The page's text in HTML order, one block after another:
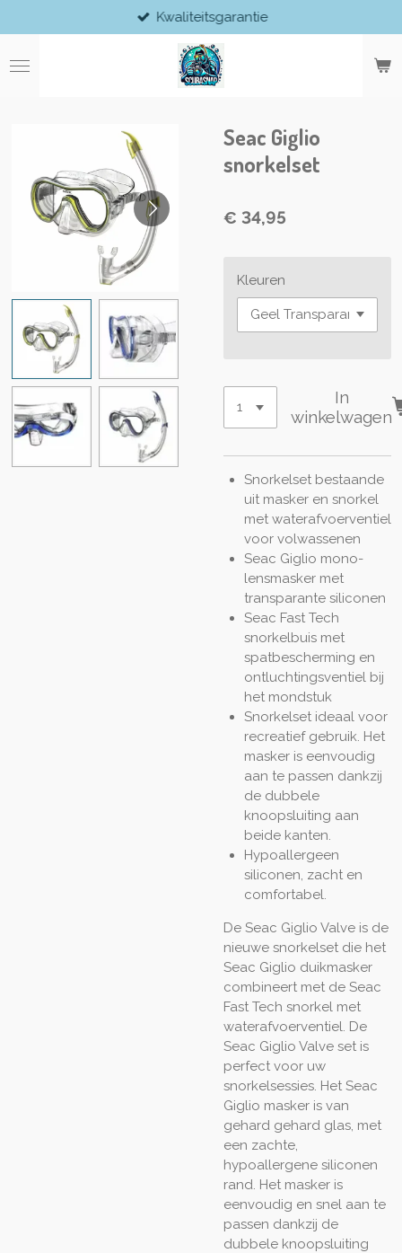
direct
naar
de
Kwaliteitsgarantie
Seac Giglio
snorkelset
€ 34,95
Kleuren
In
winkelwagen
Snorkelset bestaande
uit masker en snorkel
met waterafvoerventiel
voor volwassenen
Seac Giglio mono-
lensmasker met
transparante siliconen
Seac Fast Tech
snorkelbuis met
spatbescherming en
ontluchtingsventiel bij
het mondstuk
Snorkelset ideaal voor
recreatief gebruik. Het
masker is eenvoudig
aan te passen dankzij
de dubbele
knoopsluiting aan
beide kanten.
Hypoallergeen
siliconen, zacht en
comfortabel.
De Seac Giglio Valve is de
nieuwe snorkelset die het
Seac Giglio duikmasker
combineert met de Seac
Fast Tech snorkel met
waterafvoerventiel. De
Seac Giglio Valve set is
perfect voor uw
snorkelsessies. Het Seac
Giglio masker is van
gehard gehard glas, met
een zachte,
hypoallergene siliconen
rand. Het masker is
eenvoudig en snel aan te
passen dankzij de
dubbele knoopsluiting